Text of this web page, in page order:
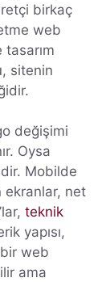
birkaç
web
sitenin
değişimi
Oysa
Mobilde
ekranlar, net
teknik
yapısı,
web
ama